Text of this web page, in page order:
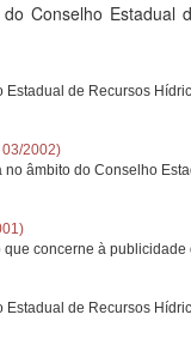
Conselho
de Recursos
2002)
âmbito do Conselho
que concerne à
de Recursos